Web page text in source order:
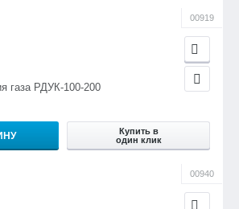
00919
газа РДУК-100-200
Купить в
один клик
00940